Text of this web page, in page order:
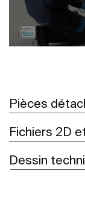
Pièces
Fichiers 2D
Dessin